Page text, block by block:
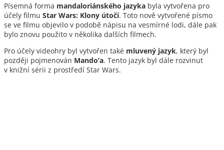
Písemná forma mandaloriánského jazyka byla vytvořena pro
účely filmu Star Wars: Klony útočí. Toto nově vytvořené písmo
se ve filmu objevilo v podobě nápisu na vesmírné lodi, dále pak
bylo znovu použito v několika dalších filmech.
Pro účely videohry byl vytvořen také mluvený jazyk, který byl
později pojmenován Mando’a. Tento jazyk byl dále rozvinut
v knižní sérii z prostředí Star Wars.